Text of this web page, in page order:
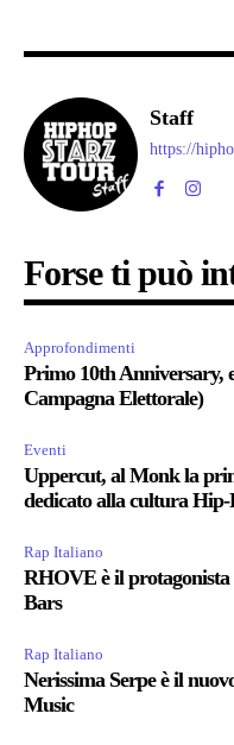
Staff
https://
Forse ti può
Approfondimenti
Primo 10th Anniversary,
Campagna Elettorale)
Eventi
Uppercut, al Monk la
dedicato alla cultura
Rap Italiano
RHOVE è il protagonista
Bars
Rap Italiano
Nerissima Serpe è il
Music